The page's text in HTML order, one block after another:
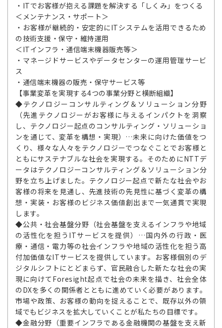
・ITでお客様が抱える課題を解決する「しくみ」をつくる
＜メンテナンス・サポート＞
・お客様が継続的・安定的にITシステムを活用できるため
の技術支援・保守・維持運用
＜ITインフラ・通信端末機器販売等＞
・マネージドサービスやデータセンターの運用管理サービ
ス
・通信端末機器の販売・保守サービス等
【事業変革を実現する4つの事業分野と横断組織】
◆テクノロジーコンサルティング＆ソリューション分野
（先進テクノロジーがお客様に与えるインパクトを洞察
し、テクノロジー起点のコンサルティング・ソリューショ
ンを通じて、変革を構想・実現）…未来に向けた価値をつ
くり、様々な人々をテクノロジーでつなぐことでお客様と
ともにサステナブルな社会を実現する。そのためにNTTデ
ータはテクノロジーコンサルティング＆ソリューション分
野を立ち上げました。テクノロジー起点で新たな社会やお
客様の将来を見通し、先進技術の先見性に基づく変革の構
想・実装・お客様のビジネス価値創出まで一気通貫で実現
します。
◆公共・社会基盤分野（社会基盤を支えるインフラや地域
の活性化を担うITサービスを提供）…国内外の行政・医
療・通信・電力等の社会インフラや地域の活性化を担う高
付加価値なITサービスを提供しています。お客様個別のデ
ジタルシフトにとどまらず、官民融合した新たな社会の実
現に向けてForesight起点で社会の未来を描き、社会全体
のDXを多くの関係者とともに進めていく必要があります。
市場や政策、お客様の動向を捉えることで、既存以外の領
域でもビジネスを拡大していくことが私たちの目標です。
◆金融分野（重要インフラである金融機関の基盤を支え新